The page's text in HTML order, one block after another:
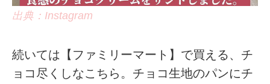
出典：Instagram
続いては【ファミリーマート】で買える、チ
ョコ尽くしなこちら。チョコ生地のパンにチ